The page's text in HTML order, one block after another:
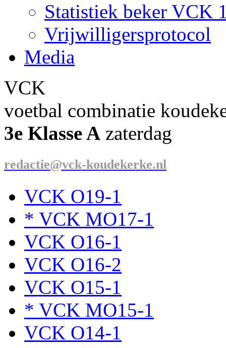
Statistiek beker VCK
Vrijwilligersprotocol
Media
VCK
voetbal combinatie
3e Klasse A zaterdag
redactie@vck-koudekerke.nl
VCK O19-1
* VCK MO17-1
VCK O16-1
VCK O16-2
VCK O15-1
* VCK MO15-1
VCK O14-1